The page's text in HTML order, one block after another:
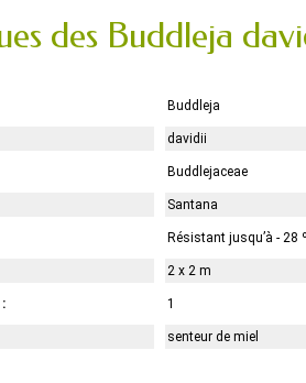
des Buddleja
Buddleja
davidii
Buddlejaceae
Santana
Résistant jusqu’à - 28
2 x 2 m
1
senteur de miel